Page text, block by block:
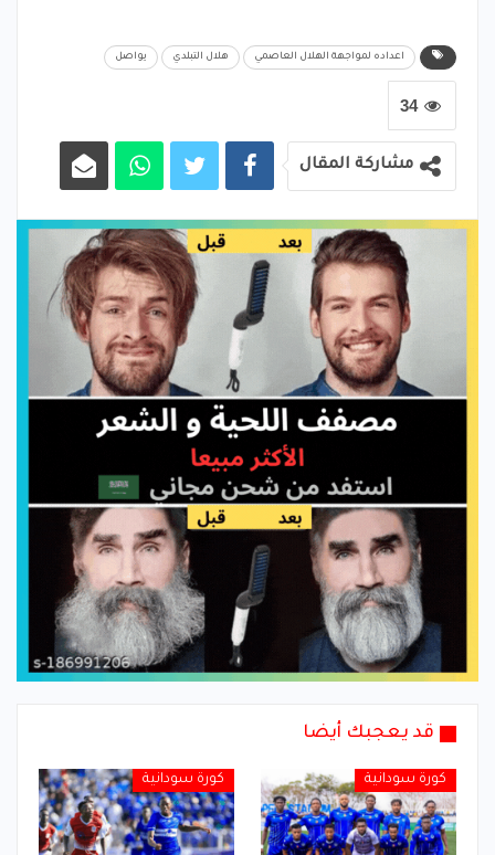
اعداده لمواجهة الهلال العاصمي هلال التبلدي يواصل
34
مشاركة المقال
قد يعجبك أيضا
كورة سودانية كورة سودانية